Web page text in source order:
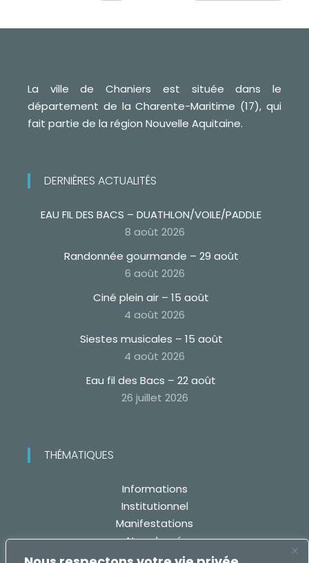
La ville de Chaniers est située dans le
département de la Charente-Maritime (17), qui
fait partie de la région Nouvelle Aquitaine.
DERNIÈRES ACTUALITÉS
EAU FIL DES BACS – DUATHLON/VOILE/PADDLE
8 août 2026
Randonnée gourmande – 29 août
6 août 2026
Ciné plein air – 15 août
4 août 2026
Siestes musicales – 15 août
4 août 2026
Eau fil des Bacs – 22 août
26 juillet 2026
THÉMATIQUES
Informations
Institutionnel
Manifestations
Non classé
Travaux